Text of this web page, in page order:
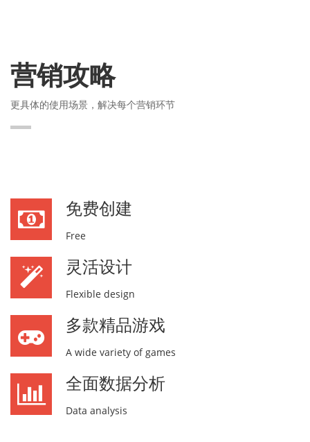
营销攻略
更具体的使用场景，解决每个营销环节
免费创建
Free
灵活设计
Flexible design
多款精品游戏
A wide variety of games
全面数据分析
Data analysis